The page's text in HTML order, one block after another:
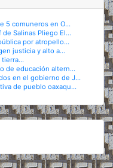
5 comuneros en O...
Salinas Pliego El...
por atropello...
justicia y alto a...
tierra...
de educación altern...
en el gobierno de J...
de pueblo oaxaqu...